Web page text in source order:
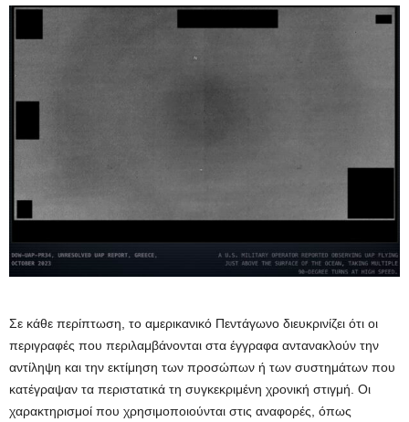
Σε κάθε περίπτωση, το αμερικανικό Πεντάγωνο διευκρινίζει ότι οι
περιγραφές που περιλαμβάνονται στα έγγραφα αντανακλούν την
αντίληψη και την εκτίμηση των προσώπων ή των συστημάτων που
κατέγραψαν τα περιστατικά τη συγκεκριμένη χρονική στιγμή. Οι
χαρακτηρισμοί που χρησιμοποιούνται στις αναφορές, όπως